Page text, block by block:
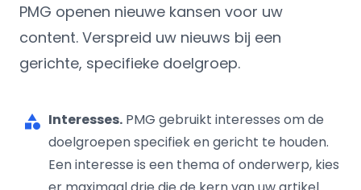
PMG openen nieuwe kansen voor uw
content. Verspreid uw nieuws bij een
gerichte, specifieke doelgroep.
category Interesses. PMG gebruikt interesses om de
doelgroepen specifiek en gericht te houden.
Een interesse is een thema of onderwerp, kies